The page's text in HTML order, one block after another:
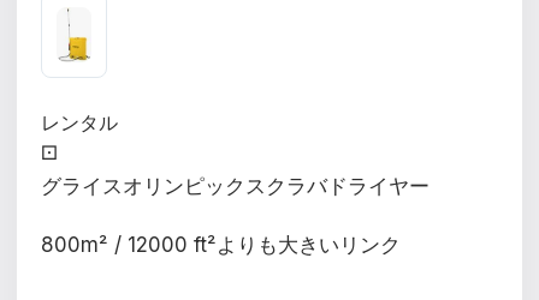
レンタル
⚀
グライスオリンピックスクラバドライヤー
800m² / 12000 ft²よりも大きいリンク